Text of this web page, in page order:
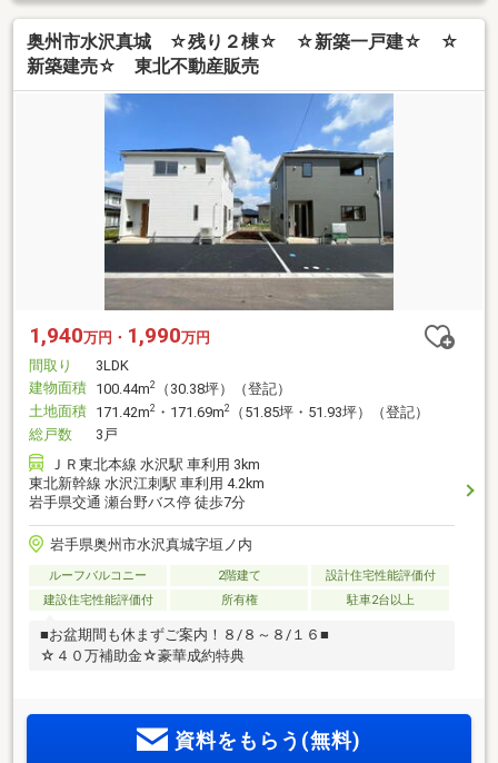
奥州市水沢真城 ☆残り２棟☆ ☆新築一戸建☆ ☆
新築建売☆ 東北不動産販売
1,940万円・ 1,990万円
間取り
3LDK
建物面積 100.44m2
（30.38坪）（登記）
土地面積 171.42m2 ・171.69m2
（51.85坪・51.93坪）（登記）
総戸数
3戸
ＪＲ東北本線 水沢駅 車利用 3km
東北新幹線 水沢江刺駅 車利用 4.2km
岩手県交通 瀬台野バス停 徒歩7分
岩手県奥州市水沢真城字垣ノ内
ルーフバルコニー 2階建て
設計住宅性能評価付
建設住宅性能評価付
所有権 駐車2台以上
■お盆期間も休まずご案内！８/８～８/１６■
☆４０万補助金☆豪華成約特典
資料をもらう(無料)